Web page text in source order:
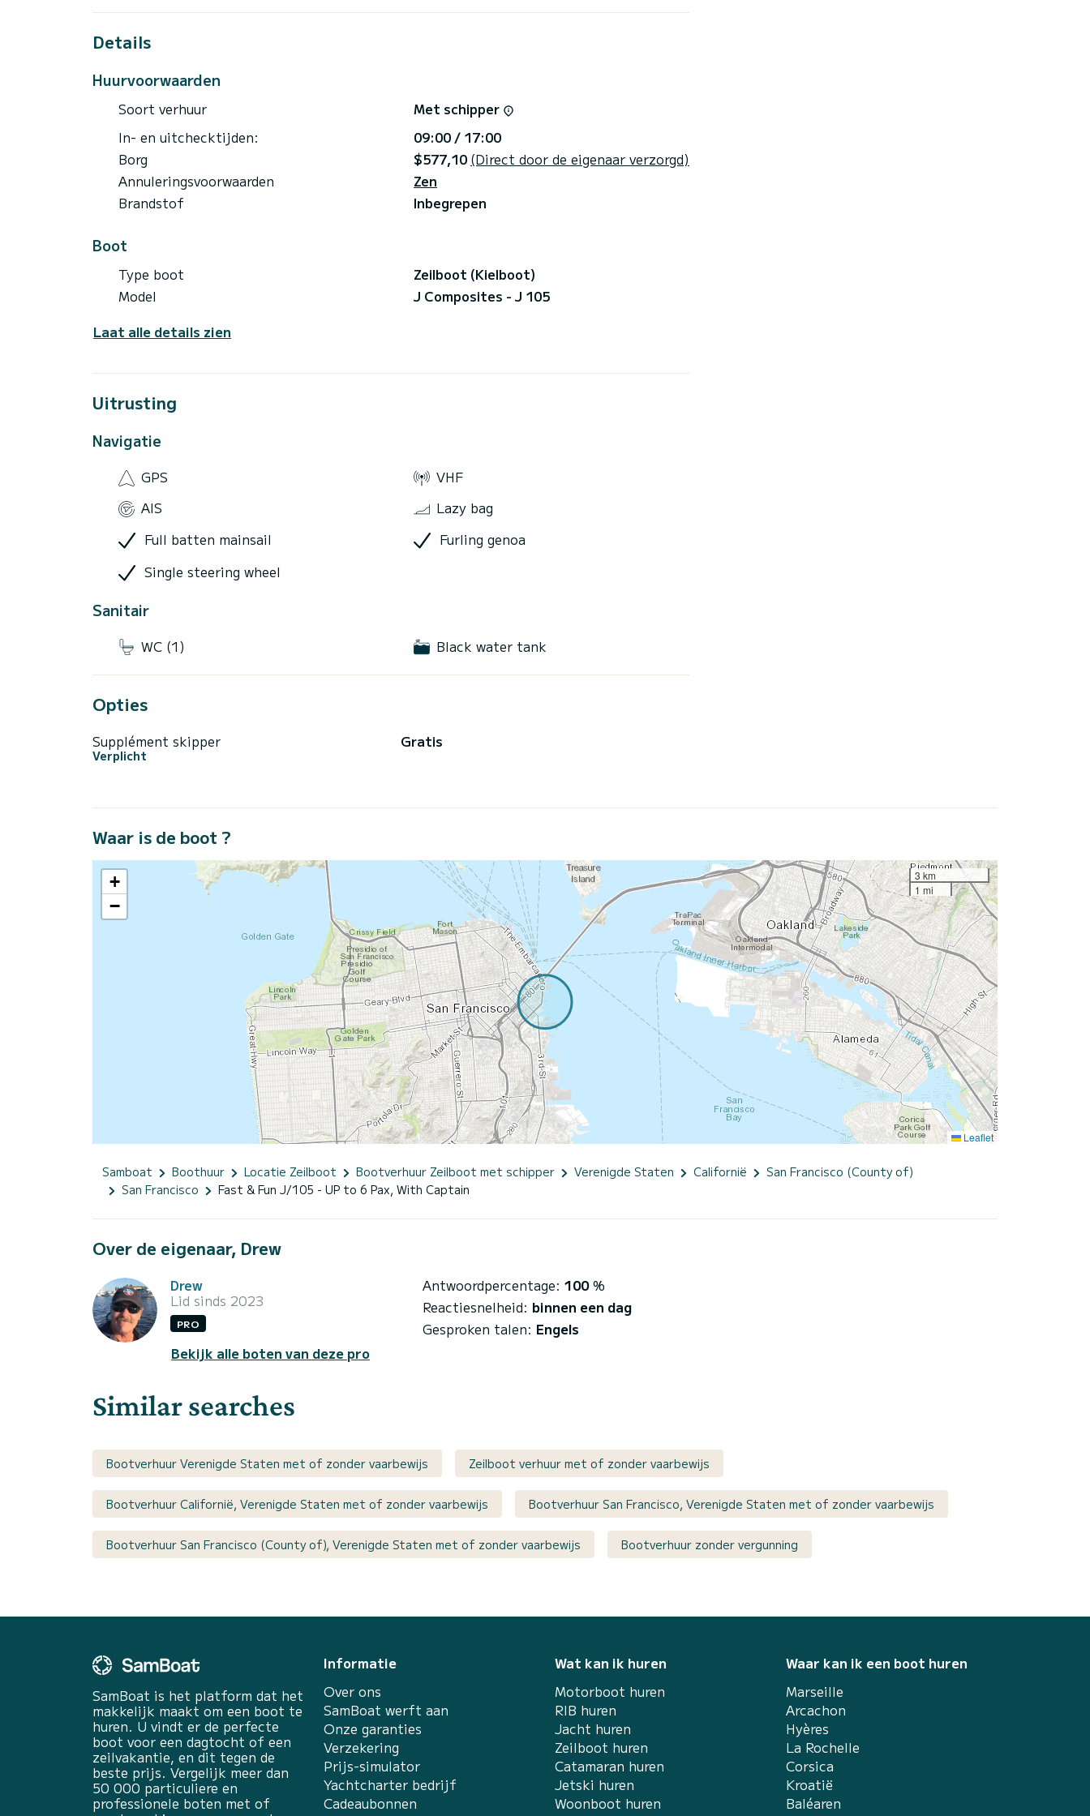
Beneteau 37 (6 pax)
Details
Huurvoorwaarden
Soort verhuur
Met schipper
In- en uitchecktijden:
09:00 / 17:00
Borg
$577,10 (Direct door de eigenaar verzorgd)
Annuleringsvoorwaarden
Zen
Brandstof
Inbegrepen
Boot
Type boot
Zeilboot (Kielboot)
Model
J Composites - J 105
Laat alle details zien
Uitrusting
Navigatie
GPS
VHF
AIS
Lazy bag
Full batten mainsail
Furling genoa
Single steering wheel
Sanitair
WC (1) Black water tank
Opties
Supplément skipper
Verplicht
Gratis
Waar is de boot ?
+
−
3 km
1 mi
Leaflet
Samboat Boothuur Locatie Zeilboot Bootverhuur Zeilboot met schipper Verenigde Staten Californië
San Francisco (County of)
San Francisco
Fast & Fun J/105 - UP to 6 Pax, With Captain
Over de eigenaar, Drew
Drew
Lid sinds 2023
PRO
Bekijk alle boten van deze pro
Antwoordpercentage: 100%
Reactiesnelheid: binnen een dag
Gesproken talen: Engels
Similar searches
Bootverhuur Verenigde Staten met of zonder vaarbewijs Zeilboot verhuur met of zonder vaarbewijs
Bootverhuur Californië, Verenigde Staten met of zonder vaarbewijs Bootverhuur San Francisco, Verenigde Staten met of zonder vaarbewijs
Bootverhuur San Francisco (County of), Verenigde Staten met of zonder vaarbewijs Bootverhuur zonder vergunning
SamBoat is het platform dat het
makkelijk maakt om een boot te
huren. U vindt er de perfecte
boot voor een dagtocht of een
zeilvakantie, en dit tegen de
beste prijs. Vergelijk meer dan
50 000 particuliere en
professionele boten met of
Informatie
Over ons
SamBoat werft aan
Onze garanties
Verzekering
Prijs-simulator
Yachtcharter bedrijf
Cadeaubonnen
Wat kan ik huren
Motorboot huren
RIB huren
Jacht huren
Zeilboot huren
Catamaran huren
Jetski huren
Woonboot huren
Waar kan ik een boot huren
Marseille
Arcachon
Hyères
La Rochelle
Corsica
Kroatië
Baléaren